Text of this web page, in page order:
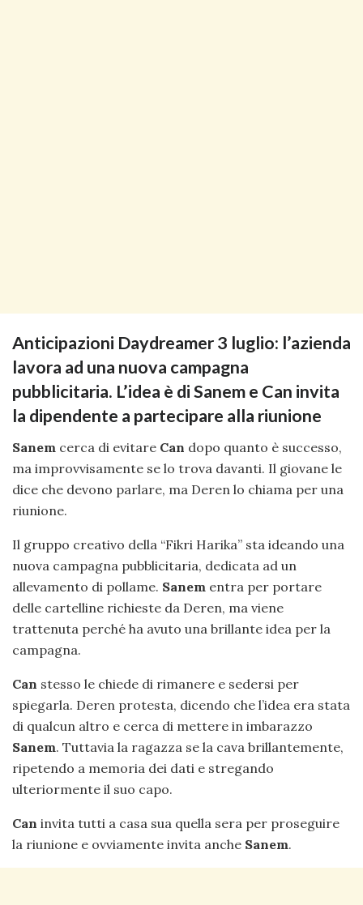
Anticipazioni Daydreamer 3 luglio: l’azienda
lavora ad una nuova campagna
pubblicitaria. L’idea è di Sanem e Can invita
la dipendente a partecipare alla riunione
Sanem cerca di evitare Can dopo quanto è successo,
ma improvvisamente se lo trova davanti. Il giovane le
dice che devono parlare, ma Deren lo chiama per una
riunione.
Il gruppo creativo della “Fikri Harika” sta ideando una
nuova campagna pubblicitaria, dedicata ad un
allevamento di pollame. Sanem entra per portare
delle cartelline richieste da Deren, ma viene
trattenuta perché ha avuto una brillante idea per la
campagna.
Can stesso le chiede di rimanere e sedersi per
spiegarla. Deren protesta, dicendo che l’idea era stata
di qualcun altro e cerca di mettere in imbarazzo
Sanem. Tuttavia la ragazza se la cava brillantemente,
ripetendo a memoria dei dati e stregando
ulteriormente il suo capo.
Can invita tutti a casa sua quella sera per proseguire
la riunione e ovviamente invita anche Sanem.